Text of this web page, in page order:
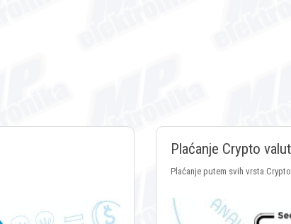
Plaćanje Crypto
Plaćanje putem svih vrsta